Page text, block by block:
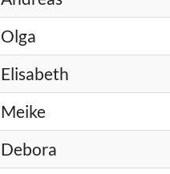
Olga
Elisabeth
Meike
Debora